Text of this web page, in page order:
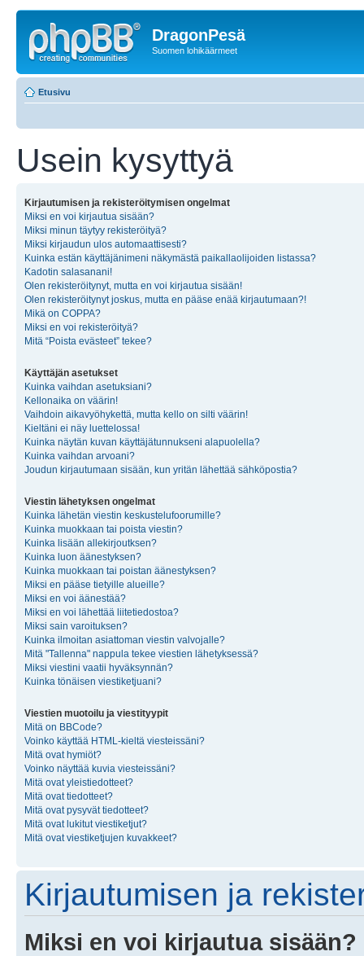
DragonPesä
Suomen lohikäärmeet
Etusivu
Usein kysyttyä
Kirjautumisen ja rekisteröitymisen ongelmat
Miksi en voi kirjautua sisään?
Miksi minun täytyy rekisteröityä?
Miksi kirjaudun ulos automaattisesti?
Kuinka estän käyttäjänimeni näkymästä paikallaolijoiden listassa?
Kadotin salasanani!
Olen rekisteröitynyt, mutta en voi kirjautua sisään!
Olen rekisteröitynyt joskus, mutta en pääse enää kirjautumaan?!
Mikä on COPPA?
Miksi en voi rekisteröityä?
Mitä “Poista evästeet” tekee?
Käyttäjän asetukset
Kuinka vaihdan asetuksiani?
Kellonaika on väärin!
Vaihdoin aikavyöhykettä, mutta kello on silti väärin!
Kieltäni ei näy luettelossa!
Kuinka näytän kuvan käyttäjätunnukseni alapuolella?
Kuinka vaihdan arvoani?
Joudun kirjautumaan sisään, kun yritän lähettää sähköpostia?
Viestin lähetyksen ongelmat
Kuinka lähetän viestin keskustelufoorumille?
Kuinka muokkaan tai poista viestin?
Kuinka lisään allekirjoutksen?
Kuinka luon äänestyksen?
Kuinka muokkaan tai poistan äänestyksen?
Miksi en pääse tietyille alueille?
Miksi en voi äänestää?
Miksi en voi lähettää liitetiedostoa?
Miksi sain varoituksen?
Kuinka ilmoitan asiattoman viestin valvojalle?
Mitä "Tallenna" nappula tekee viestien lähetyksessä?
Miksi viestini vaatii hyväksynnän?
Kuinka tönäisen viestiketjuani?
Viestien muotoilu ja viestityypit
Mitä on BBCode?
Voinko käyttää HTML-kieltä viesteissäni?
Mitä ovat hymiöt?
Voinko näyttää kuvia viesteissäni?
Mitä ovat yleistiedotteet?
Mitä ovat tiedotteet?
Mitä ovat pysyvät tiedotteet?
Mitä ovat lukitut viestiketjut?
Mitä ovat viestiketjujen kuvakkeet?
Kirjautumisen ja
Miksi en voi kirjautua sisään?